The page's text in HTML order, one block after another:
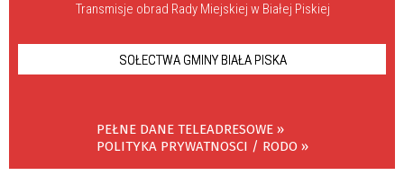
Transmisje obrad Rady Miejskiej w Białej Piskiej
SOŁECTWA GMINY BIAŁA PISKA
PEŁNE DANE TELEADRESOWE »
POLITYKA PRYWATNOSCI / RODO »